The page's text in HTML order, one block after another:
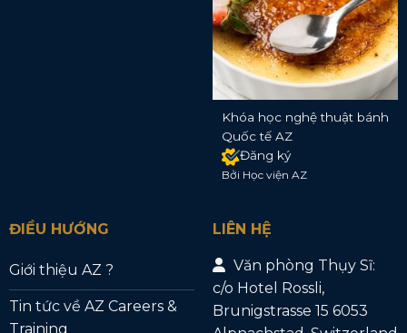
Khóa học nghệ thuật bánh
Quốc tế AZ
Đăng ký
Bởi Học viện AZ
ĐIỀU HƯỚNG
Giới thiệu AZ ?
Tin tức về AZ Careers &
Training
LIÊN HỆ
Văn phòng Thụy Sĩ:
c/o Hotel Rossli,
Brunigstrasse 15 6053